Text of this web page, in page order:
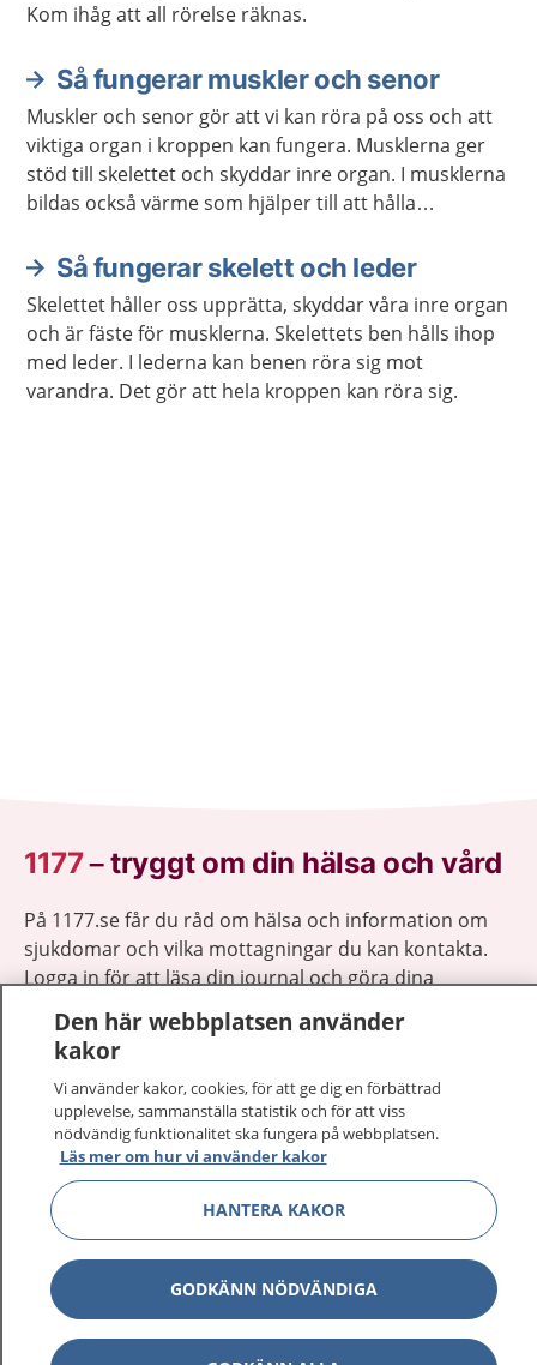
Kom ihåg att all rörelse räknas.
Så fungerar muskler och senor
Muskler och senor gör att vi kan röra på oss och att
viktiga organ i kroppen kan fungera. Musklerna ger
stöd till skelettet och skyddar inre organ. I musklerna
bildas också värme som hjälper till att hålla
Så fungerar skelett och leder
Skelettet håller oss upprätta, skyddar våra inre organ
och är fäste för musklerna. Skelettets ben hålls ihop
med leder. I lederna kan benen röra sig mot
varandra. Det gör att hela kroppen kan röra sig.
1177–tryggt om din hälsa och vård
På 1177.se får du råd om hälsa och information om
sjukdomar och vilka mottagningar du kan kontakta.
Logga in för att läsa din journal och göra dina
vårdärenden. Ring telefonnummer 1177 för
sjukvårdsrådgivning dygnet runt.
1177 ger dig råd när du vill må bättre.
1177 på flera språk Visa
Om 1177 Visa
Kontakt Visa
Den här webbplatsen använder
kakor
Vi använder kakor, cookies, för att ge dig en förbättrad
upplevelse, sammanställa statistik och för att viss
nödvändig funktionalitet ska fungera på webbplatsen.
Läs mer om hur vi använder kakor
HANTERA KAKOR
GODKÄNN NÖDVÄNDIGA